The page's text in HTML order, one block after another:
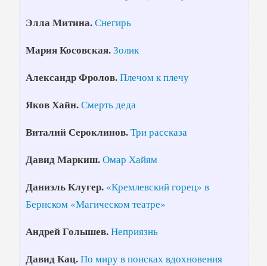
Элла Митина.Снегирь
Мария Косовская.Золик
Александр Фролов.Плечом к плечу
Яков Хайн.Смерть деда
Виталий Сероклинов.Три рассказа
Давид Маркиш.Омар Хайям
Даниэль Клугер. «Кремлевский горец» в
Бернском «Магическом театре»
Андрей Голышев.Неприязнь
Давид Кац.По миру в поисках вдохновения